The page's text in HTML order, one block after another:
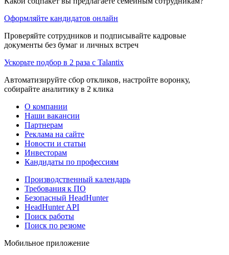
Оформляйте кандидатов онлайн
Проверяйте сотрудников и подписывайте кадровые
документы без бумаг и личных встреч
Ускорьте подбор в 2 раза с Talantix
Автоматизируйте сбор откликов, настройте воронку,
собирайте аналитику в 2 клика
О компании
Наши вакансии
Партнерам
Реклама на сайте
Новости и статьи
Инвесторам
Кандидаты по профессиям
Производственный календарь
Требования к ПО
Безопасный HeadHunter
HeadHunter API
Поиск работы
Поиск по резюме
Мобильное приложение